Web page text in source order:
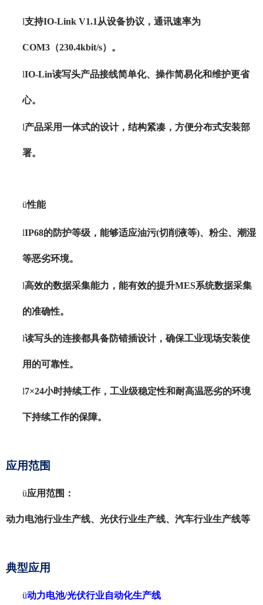
l支持IO-Link V1.1从设备协议，通讯速率为
COM3（230.4kbit/s）。
lIO-Lin读写头产品接线简单化、操作简易化和维护更省
心。
l产品采用一体式的设计，结构紧凑，方便分布式安装部
署。
ü性能
lIP68的防护等级，能够适应油污(切削液等)、粉尘、潮湿
等恶劣环境。
l高效的数据采集能力，能有效的提升MES系统数据采集
的准确性。
l读写头的连接都具备防错插设计，确保工业现场安装使
用的可靠性。
l7×24小时持续工作，工业级稳定性和耐高温恶劣的环境
下持续工作的保障。
应用范围
ü应用范围：
动力电池行业生产线、光伏行业生产线、汽车行业生产线等
典型应用
ü动力电池/光伏行业自动化生产线